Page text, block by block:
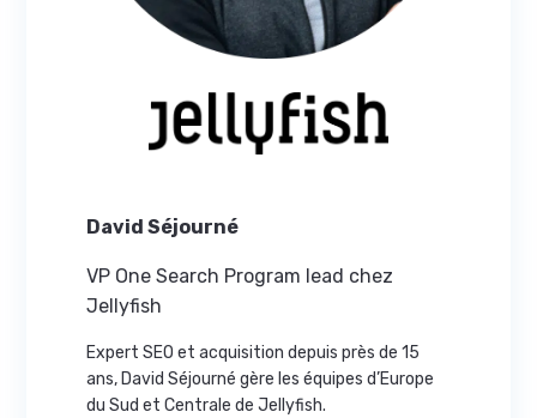
David Séjourné
VP One Search Program lead chez
Jellyfish
Expert SEO et acquisition depuis près de 15
ans, David Séjourné gère les équipes d’Europe
du Sud et Centrale de Jellyfish.